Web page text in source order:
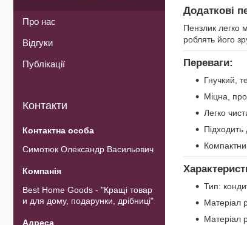
Додаткові
Пензлик легко
роблять його
Переваги:
Гнучкий,
Міцна,
Легко
Підходить
Тип:
Матеріал
Матеріал
Про нас
Відгуки
Публікації
Контакти
Симотюк Олександр Васильович
Best Home Goods - "Кращі товар
и для дому, подарунки, дрібниці"